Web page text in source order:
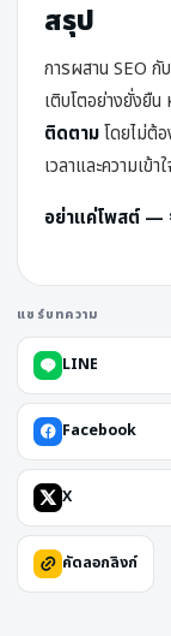
สรุป
การผสาน SEO
เติบโตอย่างยั่งยื
ติดตามโดยไม่ต้
เวลาและความเข้า
อย่าแค่โพสต์ —
แชร์บทความ
LINE
Facebook
X
คัดลอกลิงก์